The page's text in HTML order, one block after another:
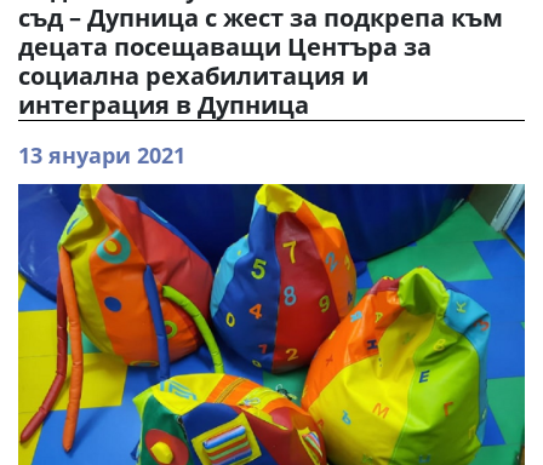
съд – Дупница с жест за подкрепа към
децата посещаващи Центъра за
социална рехабилитация и
интеграция в Дупница
13 януари 2021